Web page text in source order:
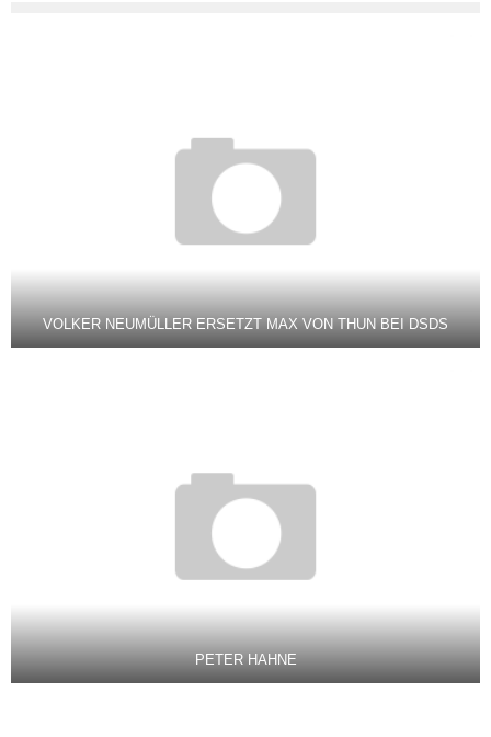
VOLKER NEUMÜLLER ERSETZT MAX VON THUN BEI DSDS
PETER HAHNE